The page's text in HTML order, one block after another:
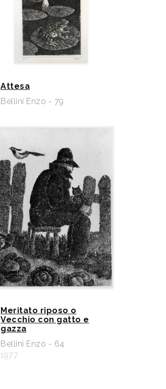
Attesa
Bellini Enzo - 79
Meritato riposo o
Vecchio con gatto e
gazza
Bellini Enzo - 64
1977